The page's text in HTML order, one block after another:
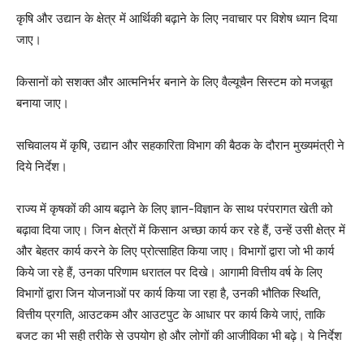
कृषि और उद्यान के क्षेत्र में आर्थिकी बढ़ाने के लिए नवाचार पर विशेष ध्यान दिया
जाए।
किसानों को सशक्त और आत्मनिर्भर बनाने के लिए वैल्यूचैन सिस्टम को मजबूत
बनाया जाए।
सचिवालय में कृषि, उद्यान और सहकारिता विभाग की बैठक के दौरान मुख्यमंत्री ने
दिये निर्देश।
राज्य में कृषकों की आय बढ़ाने के लिए ज्ञान-विज्ञान के साथ परंपरागत खेती को
बढ़ावा दिया जाए। जिन क्षेत्रों में किसान अच्छा कार्य कर रहे हैं, उन्हें उसी क्षेत्र में
और बेहतर कार्य करने के लिए प्रोत्साहित किया जाए। विभागों द्वारा जो भी कार्य
किये जा रहे हैं, उनका परिणाम धरातल पर दिखे। आगामी वित्तीय वर्ष के लिए
विभागों द्वारा जिन योजनाओं पर कार्य किया जा रहा है, उनकी भौतिक स्थिति,
वित्तीय प्रगति, आउटकम और आउटपुट के आधार पर कार्य किये जाएं, ताकि
बजट का भी सही तरीके से उपयोग हो और लोगों की आजीविका भी बढ़े। ये निर्देश